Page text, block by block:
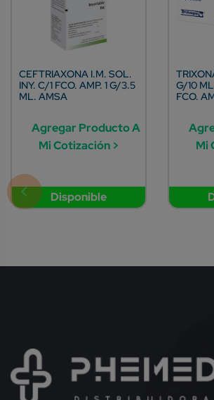
Disponible
CEFTRIAXONA I.M. SOL.
INY. C/1 FCO. AMP. 1 G/3.5
ML. AMSA
Agregar Producto A
Mi Cotización >
G/10
FCO.
Mi